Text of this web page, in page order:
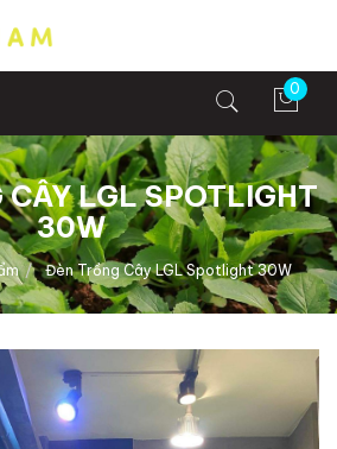
0
LGL SPOTLIGHT
30W
Đèn Trồng Cây LGL Spotlight 30W